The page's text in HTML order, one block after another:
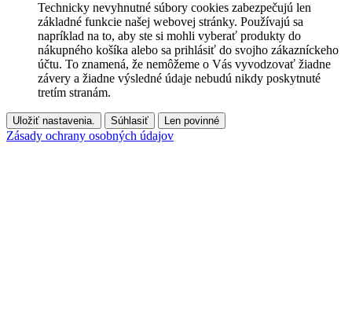
Technicky nevyhnutné súbory cookies zabezpečujú len
základné funkcie našej webovej stránky. Používajú sa
napríklad na to, aby ste si mohli vyberať produkty do
nákupného košíka alebo sa prihlásiť do svojho zákazníckeho
účtu. To znamená, že nemôžeme o Vás vyvodzovať žiadne
závery a žiadne výsledné údaje nebudú nikdy poskytnuté
tretím stranám.
Uložiť nastavenia. Súhlasiť Len povinné
Zásady ochrany osobných údajov